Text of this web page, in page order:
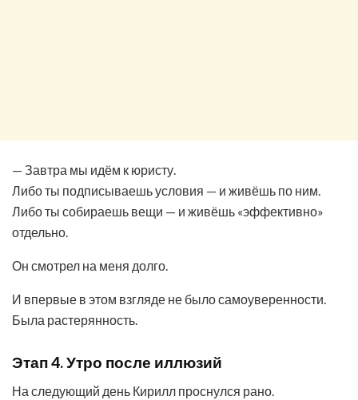
— Завтра мы идём к юристу.
Либо ты подписываешь условия — и живёшь по ним.
Либо ты собираешь вещи — и живёшь «эффективно»
отдельно.
Он смотрел на меня долго.
И впервые в этом взгляде не было самоуверенности.
Была растерянность.
Этап 4. Утро после иллюзий
На следующий день Кирилл проснулся рано.